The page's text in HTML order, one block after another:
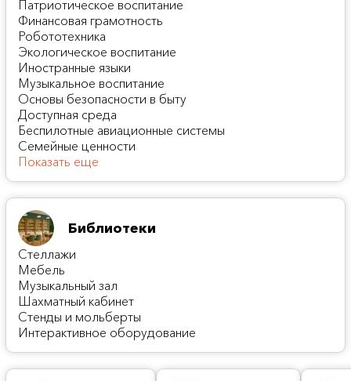
Патриотическое воспитание
Финансовая грамотность
Робототехника
Экологическое воспитание
Иностранные языки
Музыкальное воспитание
Основы безопасности в быту
Доступная среда
Беспилотные авиационные системы
Семейные ценности
Показать еще
Библиотеки
Стеллажи
Мебель
Музыкальный зал
Шахматный кабинет
Стенды и мольберты
Интерактивное оборудование